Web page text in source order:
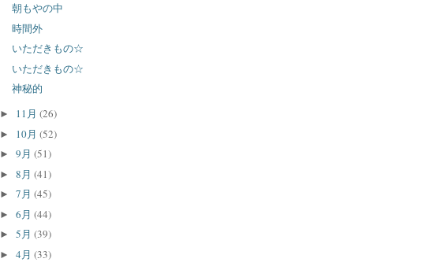
朝もやの中
時間外
いただきもの☆
いただきもの☆
神秘的
► 11月 (26)
► 10月 (52)
► 9月 (51)
► 8月 (41)
► 7月 (45)
► 6月 (44)
► 5月 (39)
► 4月 (33)